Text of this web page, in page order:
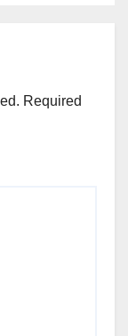
Required